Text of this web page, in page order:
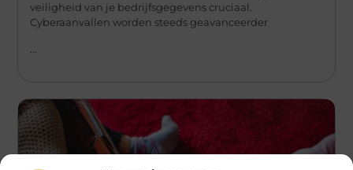
veiligheid van je bedrijfsgegevens cruciaal.
Cyberaanvallen worden steeds geavanceerder